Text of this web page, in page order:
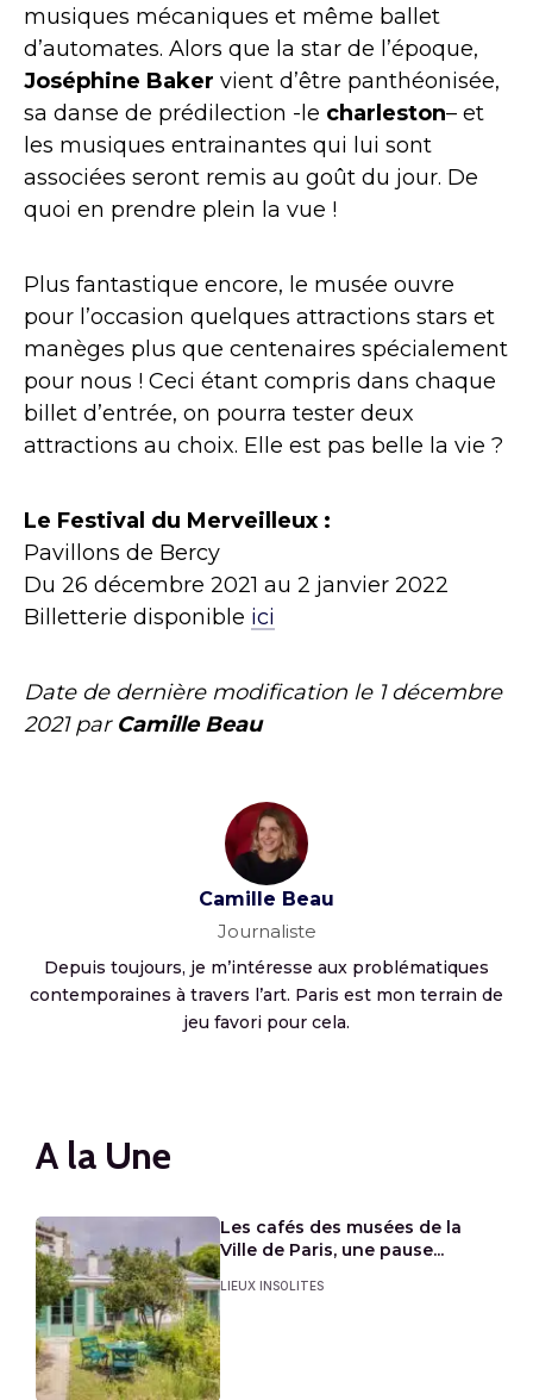
musiques mécaniques et même ballet
d’automates. Alors que la star de l’époque,
Joséphine Baker vient d’être panthéonisée,
sa danse de prédilection -le charleston– et
les musiques entrainantes qui lui sont
associées seront remis au goût du jour. De
quoi en prendre plein la vue !
Plus fantastique encore, le musée ouvre
pour l’occasion quelques attractions stars et
manèges plus que centenaires spécialement
pour nous ! Ceci étant compris dans chaque
billet d’entrée, on pourra tester deux
attractions au choix. Elle est pas belle la vie ?
Le Festival du Merveilleux :
Pavillons de Bercy
Du 26 décembre 2021 au 2 janvier 2022
Billetterie disponible ici
Date de dernière modification le 1 décembre
2021par Camille Beau
Camille Beau
Journaliste
Depuis toujours, je m’intéresse aux problématiques
contemporaines à travers l’art. Paris est mon terrain de
jeu favori pour cela.
A la Une
Les cafés des musées de la
Ville de Paris, une pause...
LIEUX INSOLITES